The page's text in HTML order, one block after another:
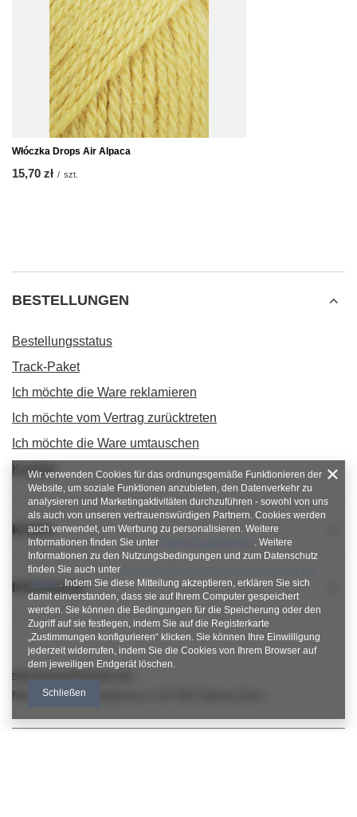
Włóczka Drops Air Alpaca
15,70 zł / szt.
BESTELLUNGEN
Bestellungsstatus
Track-Paket
Ich möchte die Ware reklamieren
Ich möchte vom Vertrag zurücktreten
Ich möchte die Ware umtauschen
Kontakt
Konto
Informacje
nitkowelove@gmail.com
NitkoweLove,Ekologiczna 2
Wir verwenden Cookies für das ordnungsgemäße Funktionieren der
Website, um soziale Funktionen anzubieten, den Datenverkehr zu
analysieren und Marketingaktivitäten durchzuführen - sowohl von uns
als auch von unseren vertrauenswürdigen Partnern. Cookies werden
auch verwendet, um Werbung zu personalisieren. Weitere
Informationen finden Sie unter
. Weitere
Informationen zu den Nutzungsbedingungen und zum Datenschutz
finden Sie auch unter
Google. Indem Sie diese Mitteilung akzeptieren, erklären Sie sich
damit einverstanden, dass sie auf Ihrem Computer gespeichert
werden. Sie können die Bedingungen für die Speicherung oder den
Zugriff auf sie festlegen, indem Sie auf die Registerkarte
„Zustimmungen konfigurieren“ klicken. Sie können Ihre Einwilligung
jederzeit widerrufen, indem Sie die Cookies von Ihrem Browser auf
dem jeweiligen Endgerät löschen.
Schließen